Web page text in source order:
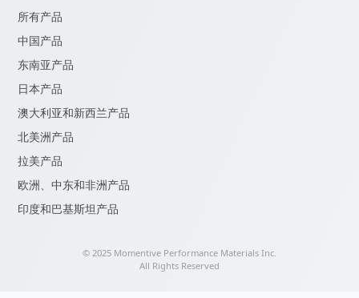
所有产品
中国产品
东南亚产品
日本产品
澳大利亚和新西兰产品
北美洲产品
拉美产品
欧洲、中东和非洲产品
印度和巴基斯坦产品
© 2025 Momentive Performance Materials Inc.
All Rights Reserved